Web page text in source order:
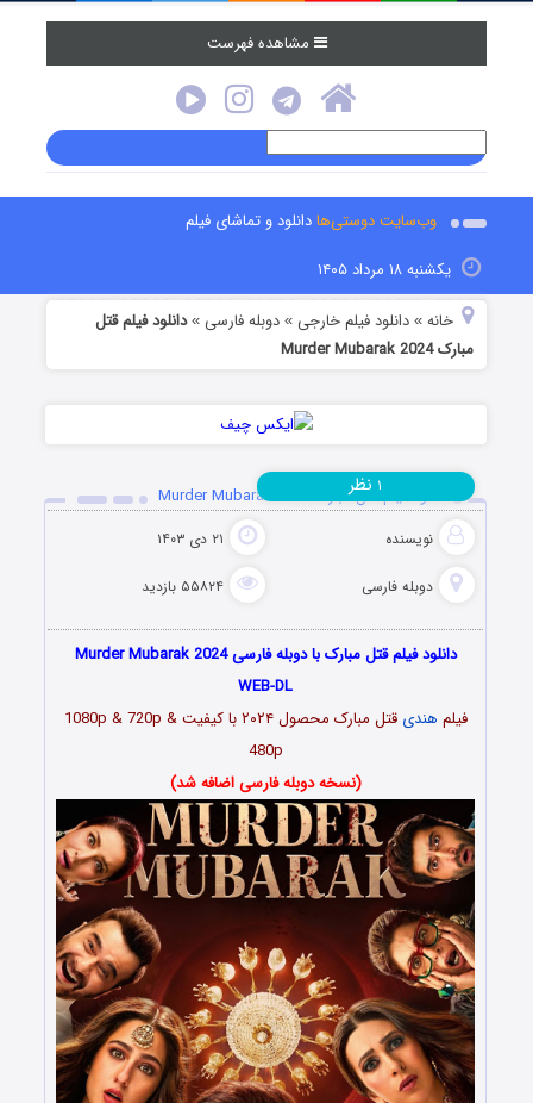
مشاهده فهرست
وب‌سایت دوستی‌هادانلود و تماشای فیلم
یکشنبه ۱۸ مرداد ۱۴۰۵
خانه »دانلود فیلم خارجی »دوبله فارسی »دانلود فیلم قتل
مبارک Murder Mubarak 2024
دانلود فیلم قتل مبارک Murder Mubarak 2024
نویسنده ۲۱ دی ۱۴۰۳
دوبله فارسی ۵۵۸۲۴ بازدید
۱ نظر
دانلود فیلم قتل مبارک با دوبله فارسی Murder Mubarak 2024
WEB-DL
فیلم هندی
قتل مبارک محصول ۲۰۲۴ با کیفیت 1080p & 720p &
480p
(نسخه دوبله فارسی اضافه شد)